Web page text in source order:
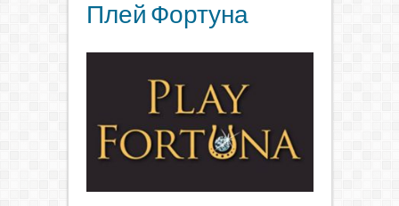
Плей Фортуна